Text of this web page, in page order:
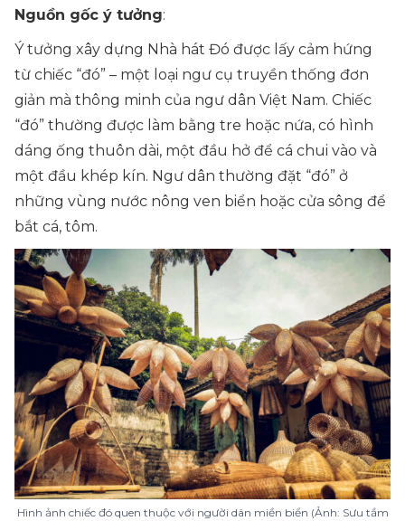
Nguồn gốc ý tưởng:
Ý tưởng xây dựng Nhà hát Đó được lấy cảm hứng
từ chiếc “đó” – một loại ngư cụ truyền thống đơn
giản mà thông minh của ngư dân Việt Nam. Chiếc
“đó” thường được làm bằng tre hoặc nứa, có hình
dáng ống thuôn dài, một đầu hở để cá chui vào và
một đầu khép kín. Ngư dân thường đặt “đó” ở
những vùng nước nông ven biển hoặc cửa sông để
bắt cá, tôm.
Hình ảnh chiếc đó quen thuộc với người dân miền biển (Ảnh: Sưu tầm